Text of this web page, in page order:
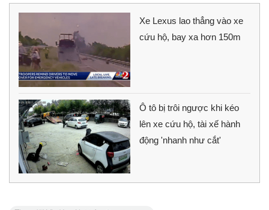
Xe Lexus lao thẳng vào xe
cứu hộ, bay xa hơn 150m
Ô tô bị trôi ngược khi kéo
lên xe cứu hộ, tài xế hành
động 'nhanh như cắt'